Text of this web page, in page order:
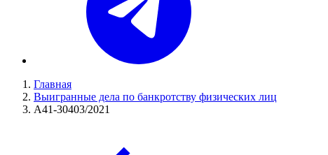
Главная
Выигранные дела по банкротству физических лиц
А41-30403/2021